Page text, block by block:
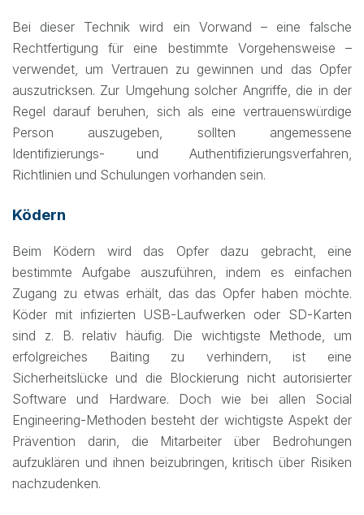
Bei dieser Technik wird ein Vorwand – eine falsche
Rechtfertigung für eine bestimmte Vorgehensweise –
verwendet, um Vertrauen zu gewinnen und das Opfer
auszutricksen. Zur Umgehung solcher Angriffe, die in der
Regel darauf beruhen, sich als eine vertrauenswürdige
Person auszugeben, sollten angemessene
Identifizierungs- und Authentifizierungsverfahren,
Richtlinien und Schulungen vorhanden sein.
Ködern
Beim Ködern wird das Opfer dazu gebracht, eine
bestimmte Aufgabe auszuführen, indem es einfachen
Zugang zu etwas erhält, das das Opfer haben möchte.
Köder mit infizierten USB-Laufwerken oder SD-Karten
sind z. B. relativ häufig. Die wichtigste Methode, um
erfolgreiches Baiting zu verhindern, ist eine
Sicherheitslücke und die Blockierung nicht autorisierter
Software und Hardware. Doch wie bei allen Social
Engineering-Methoden besteht der wichtigste Aspekt der
Prävention darin, die Mitarbeiter über Bedrohungen
aufzuklären und ihnen beizubringen, kritisch über Risiken
nachzudenken.